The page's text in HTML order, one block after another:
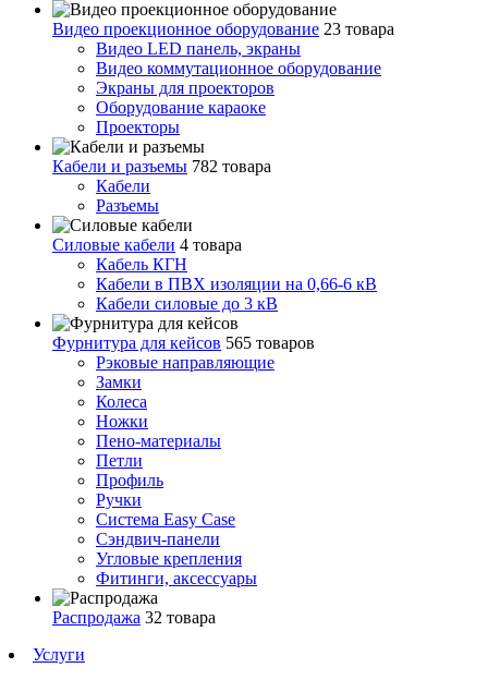
Видео проекционное оборудование 23 товара
Видео LED панель, экраны
Видео коммутационное оборудование
Экраны для проекторов
Оборудование караоке
Проекторы
Кабели и разъемы 782 товара
Кабели
Разъемы
Силовые кабели 4 товара
Кабель КГН
Кабели в ПВХ изоляции на 0,66-6 кВ
Кабели силовые до 3 кВ
Фурнитура для кейсов 565 товаров
Рэковые направляющие
Замки
Колеса
Ножки
Пено-материалы
Петли
Профиль
Ручки
Система Easy Case
Сэндвич-панели
Угловые крепления
Фитинги, аксессуары
Распродажа 32 товара
Услуги